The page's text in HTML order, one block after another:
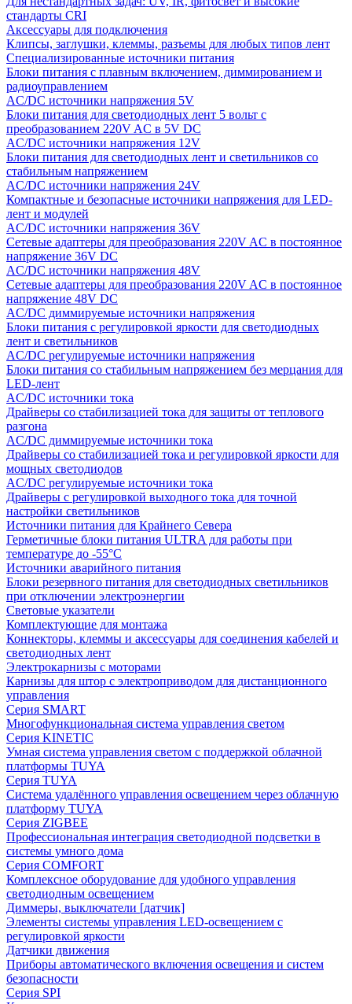
стандарты CRI
Аксессуары для подключения
Клипсы, заглушки, клеммы, разъемы для любых типов лент
Специализированные источники питания
Блоки питания с плавным включением, диммированием и
радиоуправлением
AC/DC источники напряжения 5V
Блоки питания для светодиодных лент 5 вольт с
преобразованием 220V AC в 5V DC
AC/DC источники напряжения 12V
Блоки питания для светодиодных лент и светильников со
стабильным напряжением
AC/DC источники напряжения 24V
Компактные и безопасные источники напряжения для LED-
лент и модулей
AC/DC источники напряжения 36V
Сетевые адаптеры для преобразования 220V AC в постоянное
напряжение 36V DC
AC/DC источники напряжения 48V
Сетевые адаптеры для преобразования 220V AC в постоянное
напряжение 48V DC
AC/DC диммируемые источники напряжения
Блоки питания с регулировкой яркости для светодиодных
лент и светильников
AC/DC регулируемые источники напряжения
Блоки питания со стабильным напряжением без мерцания для
LED-лент
AC/DC источники тока
Драйверы со стабилизацией тока для защиты от теплового
разгона
AC/DC диммируемые источники тока
Драйверы со стабилизацией тока и регулировкой яркости для
мощных светодиодов
AC/DC регулируемые источники тока
Драйверы с регулировкой выходного тока для точной
настройки светильников
Источники питания для Крайнего Севера
Герметичные блоки питания ULTRA для работы при
температуре до -55°C
Источники аварийного питания
Блоки резервного питания для светодиодных светильников
при отключении электроэнергии
Световые указатели
Комплектующие для монтажа
Коннекторы, клеммы и аксессуары для соединения кабелей и
светодиодных лент
Электрокарнизы с моторами
Карнизы для штор с электроприводом для дистанционного
управления
Серия SMART
Многофункциональная система управления светом
Серия KINETIC
Умная система управления светом с поддержкой облачной
платформы TUYA
Серия TUYA
Система удалённого управления освещением через облачную
платформу TUYA
Серия ZIGBEE
Профессиональная интеграция светодиодной подсветки в
системы умного дома
Серия COMFORT
Комплексное оборудование для удобного управления
светодиодным освещением
Диммеры, выключатели [датчик]
Элементы системы управления LED-освещением с
регулировкой яркости
Датчики движения
Приборы автоматического включения освещения и систем
безопасности
Серия SPI